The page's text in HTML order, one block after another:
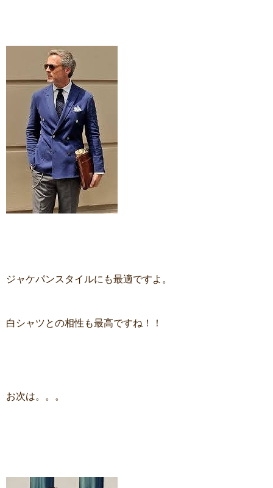
ジャケパンスタイルにも最適ですよ。
白シャツとの相性も最高ですね！！
お次は。。。